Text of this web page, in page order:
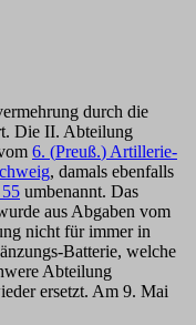
durch die
Die II. Abteilung
6. (Preuß.) Artillerie-
, damals ebenfalls
umbenannt. Das
aus Abgaben vom
nicht für immer in
Batterie, welche
Abteilung
ersetzt. Am 9. Mai